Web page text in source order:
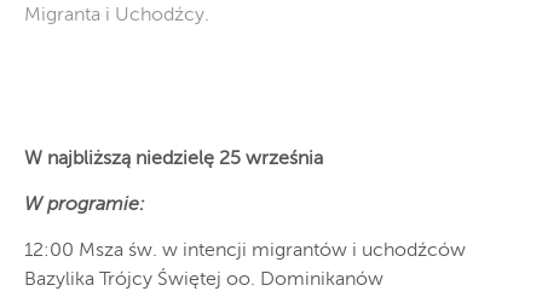
Migranta i Uchodźcy.
W najbliższą niedzielę 25 września
W programie:
12:00 Msza św. w intencji migrantów i uchodźców
Bazylika Trójcy Świętej oo. Dominikanów